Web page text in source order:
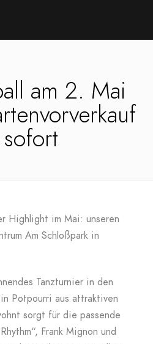
am 2. Mai
Highlight im Mai: unseren
Am Schloßpark in
Tanzturnier in den
Potpourri aus attraktiven
sorgt für die passende
Frank Mignon und